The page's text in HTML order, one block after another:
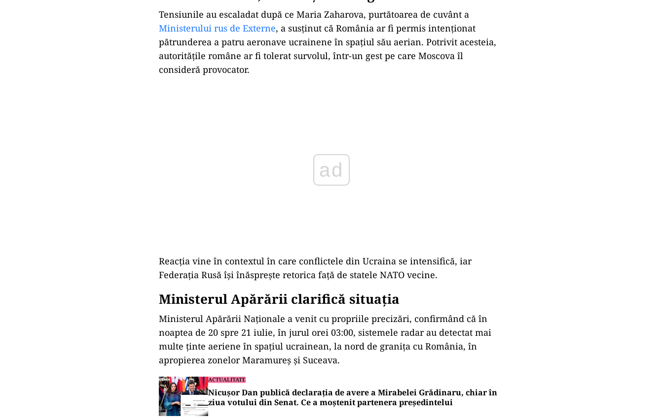
Tensiunile au escaladat după ce Maria Zaharova, purtătoarea de cuvânt a
Ministerului rus de Externe, a susținut că România ar fi permis intenționat
pătrunderea a patru aeronave ucrainene în spațiul său aerian. Potrivit acesteia,
autoritățile române ar fi tolerat survolul, într-un gest pe care Moscova îl
consideră provocator.
Reacția vine în contextul în care conflictele din Ucraina se intensifică, iar
Federația Rusă își înăsprește retorica față de statele NATO vecine.
Ministerul Apărării clarifică situația
Ministerul Apărării Naționale a venit cu propriile precizări, confirmând că în
noaptea de 20 spre 21 iulie, în jurul orei 03:00, sistemele radar au detectat mai
multe ținte aeriene în spațiul ucrainean, la nord de granița cu România, în
apropierea zonelor Maramureș și Suceava.
ACTUALITATE
Nicușor Dan publică declarația de avere a Mirabelei Grădinaru, chiar în
ziua votului din Senat. Ce a moștenit partenera președintelui